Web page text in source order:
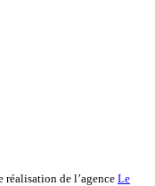
réalisation de l’agence Le